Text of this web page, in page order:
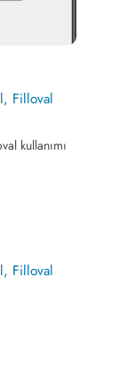
Filloval
kullanımı
Filloval